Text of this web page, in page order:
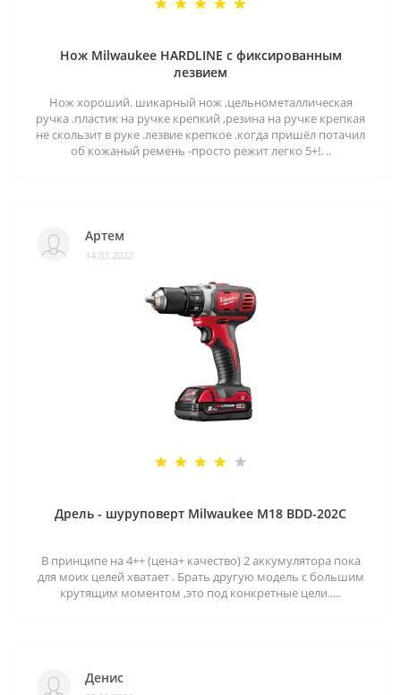
Нож Milwaukee HARDLINE с фиксированным
лезвием
Нож хороший. шикарный нож ,цельнометаллическая
ручка .пластик на ручке крепкий ,резина на ручке крепкая
не скользит в руке .лезвие крепкое .когда пришёл потачил
об кожаный ремень -просто режит легко 5+!. ..
Артем
14.03.2022
Дрель - шуруповерт Milwaukee M18 BDD-202C
В принципе на 4++ (цена+ качество) 2 аккумулятора пока
для моих целей хватает . Брать другую модель с большим
крутящим моментом ,это под конкретные цели.....
Денис